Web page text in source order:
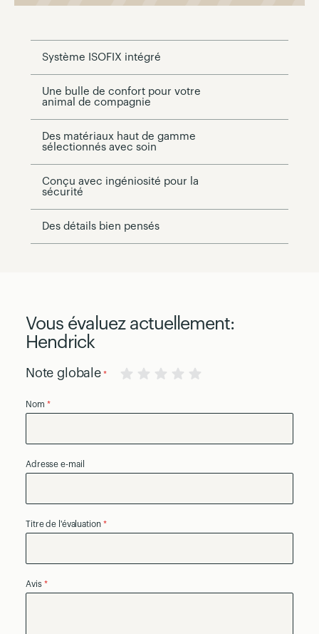
Système ISOFIX intégré
Une bulle de confort pour votre
animal de compagnie
Des matériaux haut de gamme
sélectionnés avec soin
Conçu avec ingéniosité pour la
sécurité
Des détails bien pensés
Vous évaluez actuellement:
Hendrick
Note globale
Nom
Adresse e-mail
Titre de l'évaluation
Avis